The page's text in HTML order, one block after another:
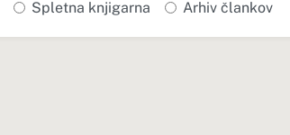
Spletna knjigarna Arhiv člankov